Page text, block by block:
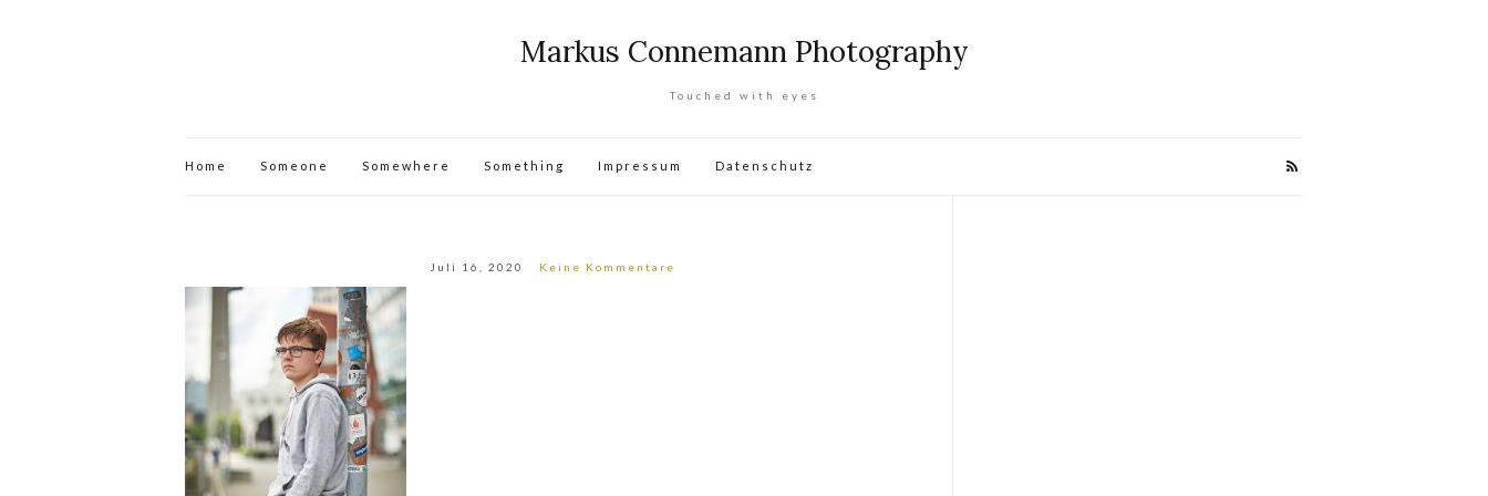
Markus Connemann Photography
Touched with eyes
Home Someone Somewhere Something Impressum Datenschutz
Juli 16, 2020 Keine Kommentare